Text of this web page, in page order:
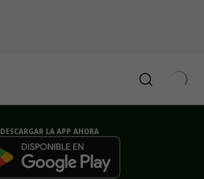
DESCARGAR LA APP AHORA